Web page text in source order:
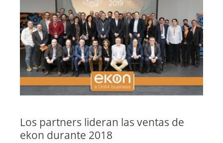
Los partners lideran las ventas de
ekon durante 2018